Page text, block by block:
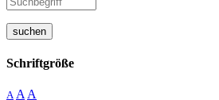
suchen
Schriftgröße
A A A